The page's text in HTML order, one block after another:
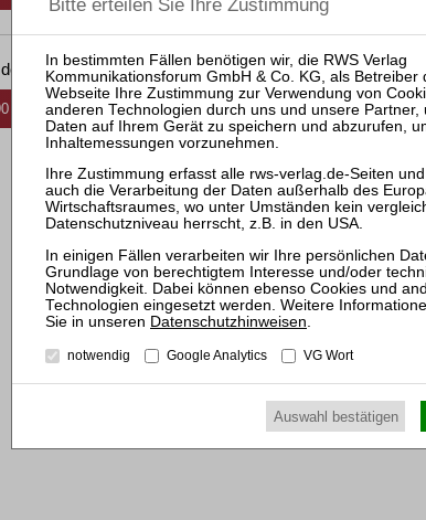
gewünschten Beitrag kostenpflichtig mit PayPal.
€ inkl. 7 % MwSt. kaufen
Datenschutzhinweisen
notwendig Google Analytics VG Wort
Auswahl bestätigen